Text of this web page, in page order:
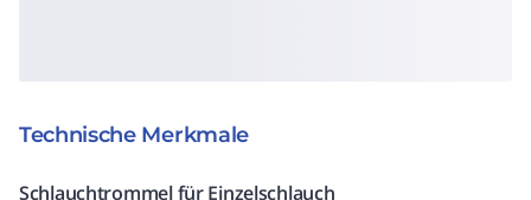
Technische Merkmale
Schlauchtrommel für Einzelschlauch